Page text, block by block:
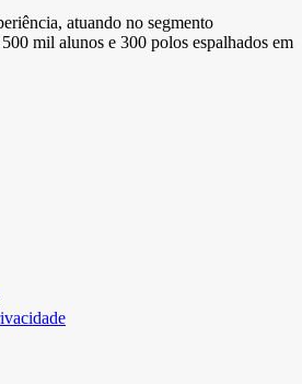
atuando no segmento
mil alunos e 300 polos espalhados em